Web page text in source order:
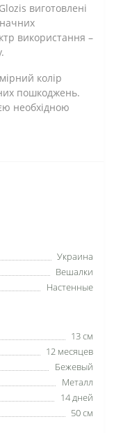
виготовлені
використання –
колір
пошкоджень.
необхідною
Украина
Вешалки
Настенные
13 см
12 месяцев
Бежевый
Металл
14 дней
50 см